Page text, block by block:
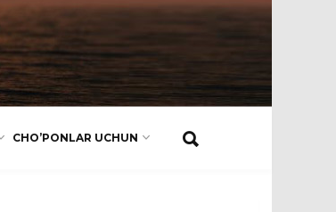
CHO’PONLAR UCHUN